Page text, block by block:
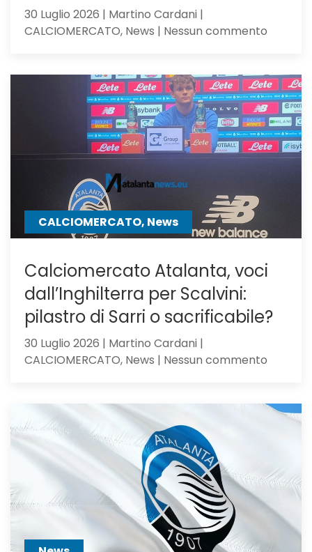
30 Luglio 2026 | Martino Cardani |
CALCIOMERCATO, News | Nessun commento
il
Milan,
su
offre
Ricci
CALCIOMERCATO, News
Calciomercato Atalanta, voci
dall’Inghilterra per Scalvini:
pilastro di Sarri o sacrificabile?
30 Luglio 2026 | Martino Cardani |
CALCIOMERCATO, News | Nessun commento
voci
pilastro
Sarri